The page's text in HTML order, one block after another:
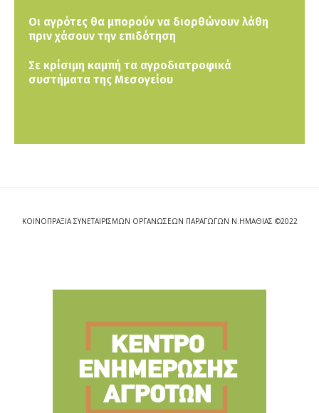
Οι αγρότες θα μπορούν να διορθώνουν λάθη
πριν χάσουν την επιδότηση
Σε κρίσιμη καμπή τα αγροδιατροφικά
συστήματα της Μεσογείου
ΚΟΙΝΟΠΡΑΞΙΑ ΣΥΝΕΤΑΙΡΙΣΜΩΝ ΟΡΓΑΝΩΣΕΩΝ ΠΑΡΑΓΩΓΩΝ Ν.ΗΜΑΘΙΑΣ ©2022